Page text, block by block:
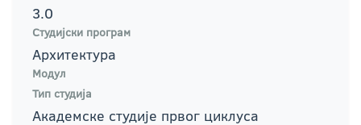
3.0
Студијски програм
Архитектура
Модул
Тип студија
Академске студије првог циклуса